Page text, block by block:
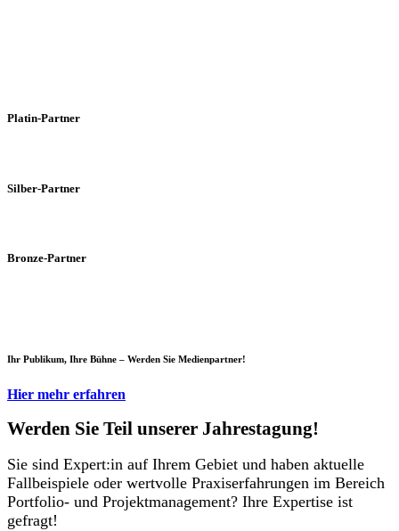
Platin-Partner
Silber-Partner
Bronze-Partner
Ihr Publikum, Ihre Bühne – Werden Sie Medienpartner!
Hier mehr erfahren
Werden Sie Teil unserer Jahrestagung!
Sie sind Expert:in auf Ihrem Gebiet und haben aktuelle
Fallbeispiele oder wertvolle Praxiserfahrungen im Bereich
Portfolio- und Projektmanagement? Ihre Expertise ist
gefragt!